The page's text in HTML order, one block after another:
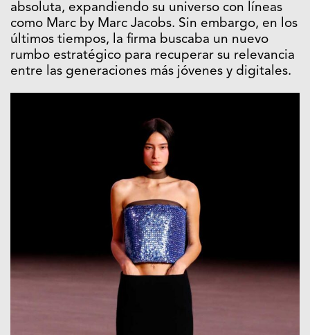
absoluta, expandiendo su universo con líneas
como Marc by Marc Jacobs. Sin embargo, en los
últimos tiempos, la firma buscaba un nuevo
rumbo estratégico para recuperar su relevancia
entre las generaciones más jóvenes y digitales.